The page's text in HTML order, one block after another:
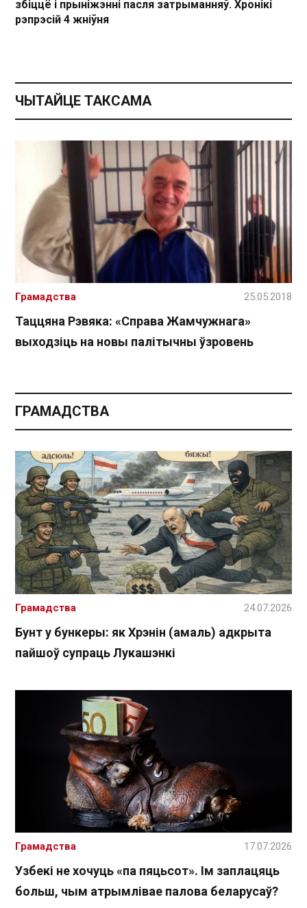
збіццё і прыніжэнні пасля затрыманняў. Хронікі
рэпрэсій 4 жніўня
ЧЫТАЙЦЕ ТАКСАМА
Таццяна Рэвяка: «Справа Жамчужнага»
выходзіць на новы палітычны ўзровень
Грамадства 25.05.2018
ГРАМАДСТВА
Бунт у бункеры: як Хрэнін (амаль) адкрыта
пайшоў супраць Лукашэнкі
Грамадства 24.07.2026
Узбекі не хочуць «па пяцьсот». Ім заплацяць
больш, чым атрымлівае палова беларусаў?
Грамадства 17.07.2026